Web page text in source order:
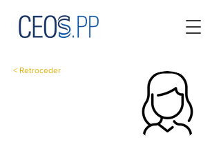
< Retroceder